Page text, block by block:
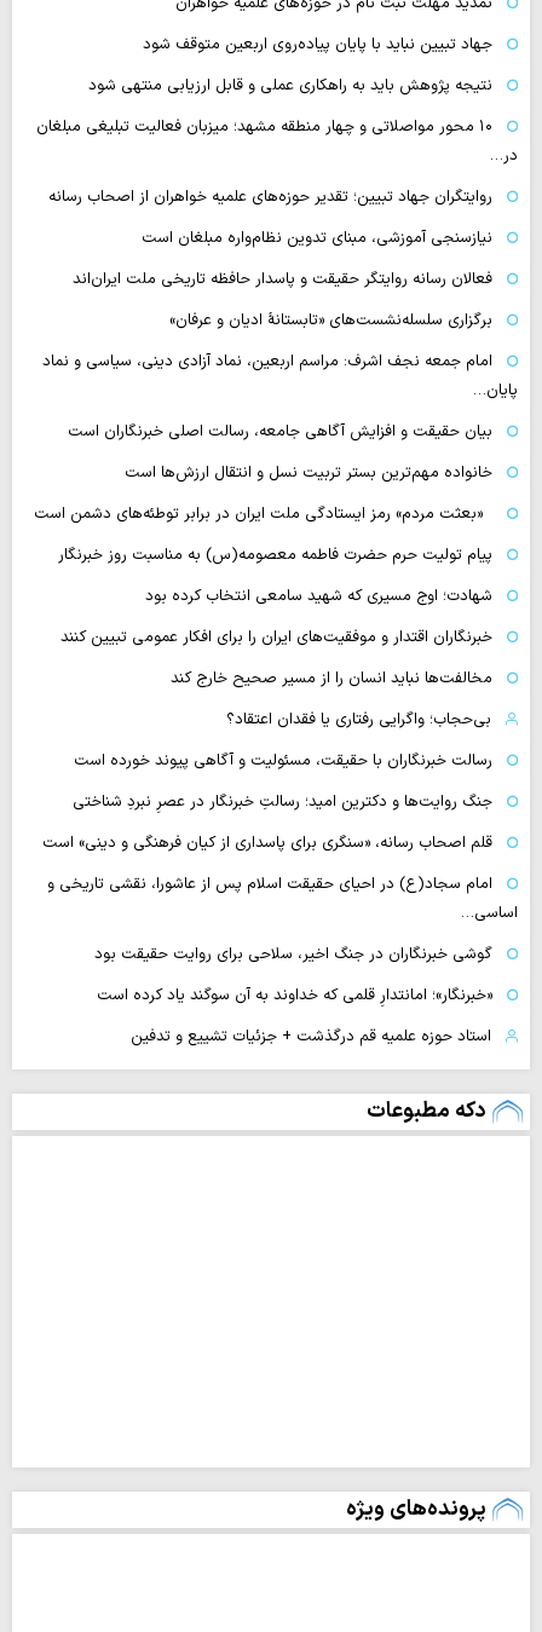
جهاد تبیین نباید با پایان پیاده‌روی اربعین متوقف شود
نتیجه پژوهش باید به راهکاری عملی و قابل ارزیابی منتهی شود
۱۰ محور مواصلاتی و چهار منطقه مشهد؛ میزبان فعالیت تبلیغی مبلغان
در…
روایتگران جهاد تبیین؛ تقدیر حوزه‌های علمیه خواهران از اصحاب رسانه
نیازسنجی آموزشی، مبنای تدوین نظام‌واره مبلغان است
فعالان رسانه‌ روایتگر حقیقت و پاسدار حافظه تاریخی ملت ایران‌اند
برگزاری سلسله‌نشست‌های «تابستانهٔ ادیان و عرفان»
امام جمعه نجف اشرف: مراسم اربعین، نماد آزادی دینی، سیاسی و نماد
پایان…
بیان حقیقت و افزایش آگاهی جامعه، رسالت اصلی خبرنگاران است
خانواده مهم‌ترین بستر تربیت نسل و انتقال ارزش‌ها است
«بعثت مردم» رمز ایستادگی ملت ایران در برابر توطئه‌های دشمن است
پیام تولیت حرم حضرت فاطمه معصومه(س) به مناسبت روز خبرنگار
شهادت؛ اوج مسیری که شهید سامعی انتخاب کرده بود
خبرنگاران اقتدار و موفقیت‌های ایران را برای افکار عمومی تبیین کنند
مخالفت‌ها نباید انسان را از مسیر صحیح خارج کند
بی‌حجاب؛ واگرایی رفتاری یا فقدان اعتقاد؟
رسالت خبرنگاران با حقیقت، مسئولیت و آگاهی پیوند خورده است
جنگ روایت‌ها و دکترین امید؛ رسالتِ خبرنگار در عصرِ نبردِ شناختی
قلم اصحاب رسانه، «سنگری برای پاسداری از کیان فرهنگی و دینی» است
امام سجاد(ع) در احیای حقیقت اسلام پس از عاشورا، نقشی تاریخی و
اساسی…
گوشی خبرنگاران در جنگ اخیر، سلاحی برای روایت حقیقت بود
«خبرنگار»؛ امانتدارِ قلمی که خداوند به آن سوگند یاد کرده است
استاد حوزه علمیه قم درگذشت + جزئیات تشییع و تدفین
دکه مطبوعات
پرونده‌های ویژه